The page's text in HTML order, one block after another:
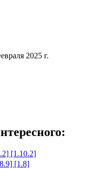
2025 г.
[1.10.2]
[1.8]